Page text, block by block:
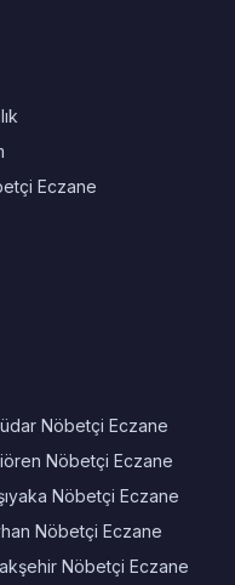
Eczane
Nöbetçi Eczane
Nöbetçi Eczane
Nöbetçi Eczane
Nöbetçi Eczane
Nöbetçi Eczane